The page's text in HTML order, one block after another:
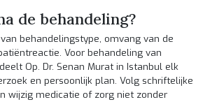
de behandeling?
behandelingstype, omvang van de
Voor behandeling van
Op. Dr. Senan Murat in Istanbul elk
en persoonlijk plan. Volg schriftelijke
wijzig medicatie of zorg niet zonder